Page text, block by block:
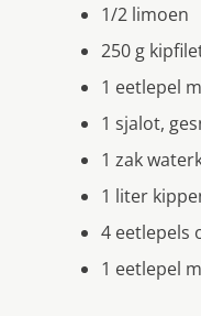
1/2 limoen
250 g
1 eetlepel
1 sjalot,
1 zak
1 liter
4 eetlepels
1 eetlepel